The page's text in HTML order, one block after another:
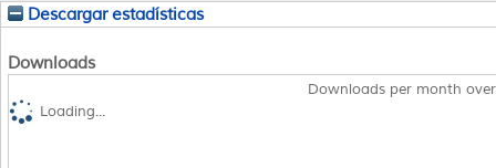
Descargar estadísticas
Downloads
Downloads per month
Loading...